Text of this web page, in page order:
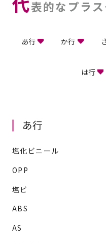
表的なプラ
あ行 か行
は行
あ行
塩化ビニール
OPP
塩ビ
ABS
AS